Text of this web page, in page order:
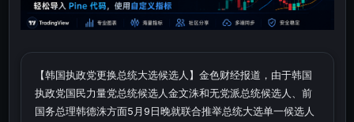
【韩国执政党更换总统大选候选人】金色财经报道，由于韩国
执政党国民力量党总统候选人金文洙和无党派总统候选人、前
国务总理韩德洙方面5月9日晚就联合推举总统大选单一候选人